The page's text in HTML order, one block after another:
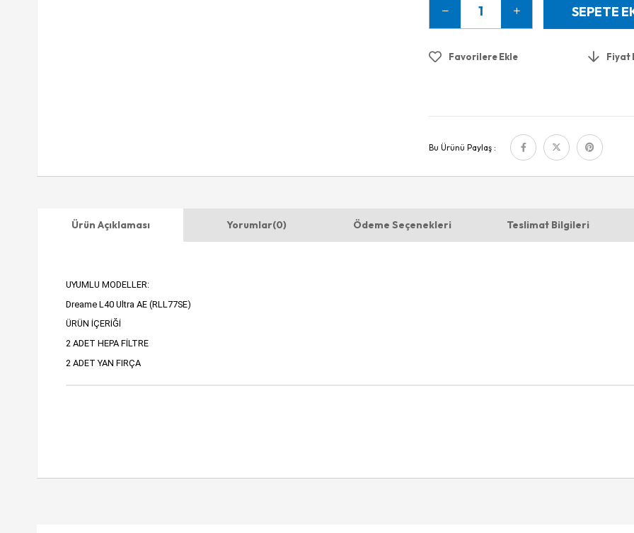
Favorilere Ekle Fiyat
Bu Ürünü Paylaş :
Ürün Açıklaması Yorumlar(0) Ödeme Seçenekleri Teslimat Bilgileri
UYUMLU MODELLER:
Dreame L40 Ultra AE (RLL77SE)
ÜRÜN İÇERİĞİ
2 ADET HEPA FİLTRE
2 ADET YAN FIRÇA